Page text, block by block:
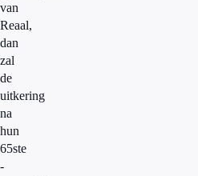
van
Reaal,
dan
zal
de
uitkering
na
hun
65ste
-